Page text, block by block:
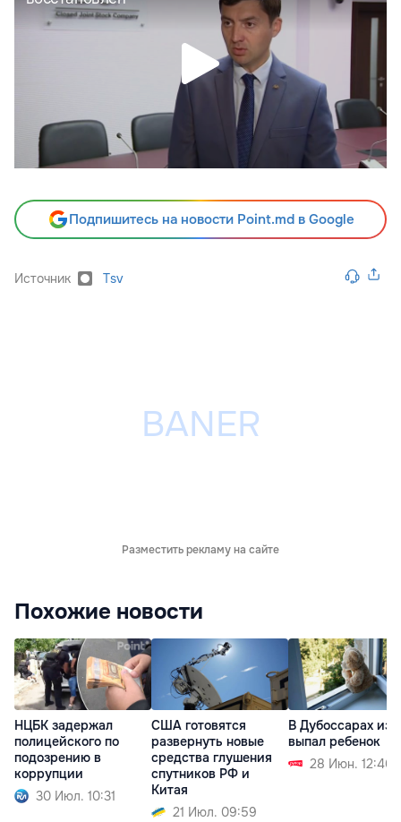
Подпишитесь на новости Point.md в Google
Источник Tsv
Разместить рекламу на сайте
Похожие новости
НЦБК задержал
полицейского по
подозрению в
коррупции
30 Июл. 10:31
США готовятся
развернуть новые
средства глушения
спутников РФ и
Китая
21 Июл. 09:59
В Дубоссарах из
выпал ребенок
28 Июн. 12:46